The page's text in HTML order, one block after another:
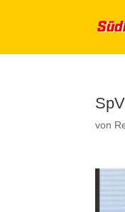
von